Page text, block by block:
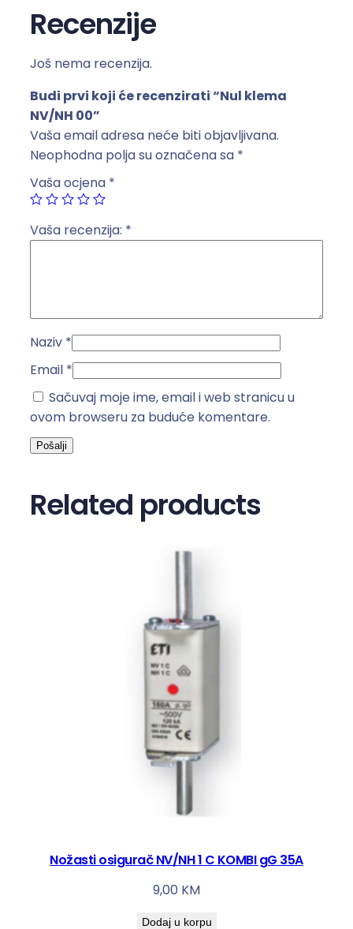
a
N
/
N
H
0
0
o
i
Recenzije
Još nema recenzija.
Budi prvi koji će recenzirati “Nul klema
NV/NH 00”
Vaša email adresa neće biti objavljivana.
Neophodna polja su označena sa *
Vaša ocjena *
Vaša recenzija: *
Naziv *
Email *
Sačuvaj moje ime, email i web stranicu u
ovom browseru za buduće komentare.
Related products
Nožasti osigurač NV/NH 1 C KOMBI gG 35A
9,00 KM
Dodaj u korpu